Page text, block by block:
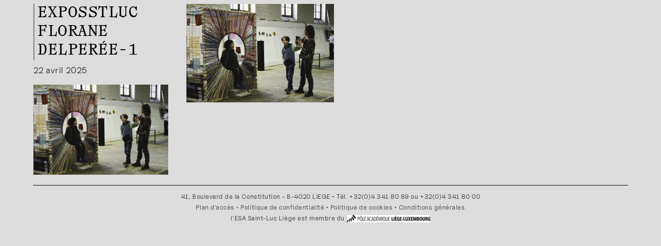
EXPOSSTLUC
FLORANE
DELPERÉE-1
22 avril 2025
41, Boulevard de la Constitution - B-4020 LIEGE • Tél. +32(0)4 341 80 89 ou +32(0)4 341 80 00
Plan d'accès • Politique de confidentialité • Politique de cookies • Conditions générales
l'ESA Saint-Luc Liège est membre du